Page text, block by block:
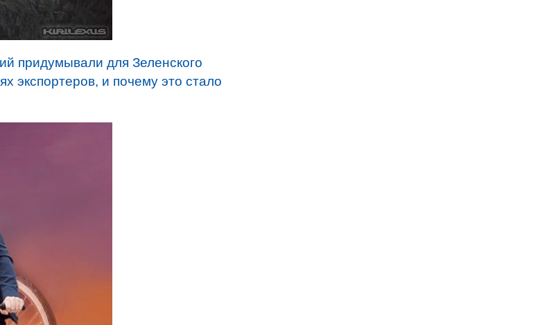
придумывали для Зеленского
экспортеров, и почему это стало